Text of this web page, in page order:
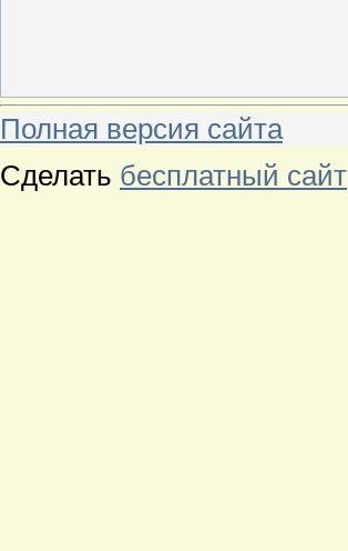
Полная версия сайта
Сделать бесплатный сайт